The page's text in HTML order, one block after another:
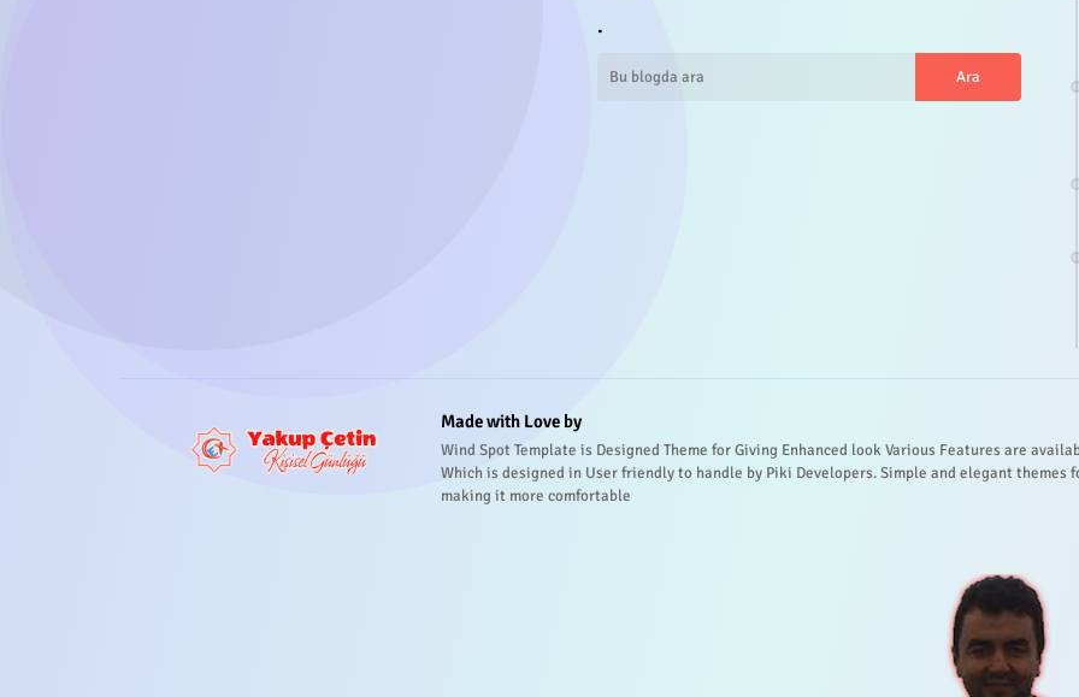
.
Made with Love by
Wind Spot Template is Designed Theme for Giving Enhanced look Various Features are
Which is designed in User friendly to handle by Piki Developers. Simple and elegant themes
making it more comfortable